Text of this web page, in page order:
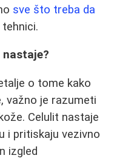
sve što treba da
o tome kako
važno je razumeti
Celulit nastaje
i pritiskaju vezivno
izgled